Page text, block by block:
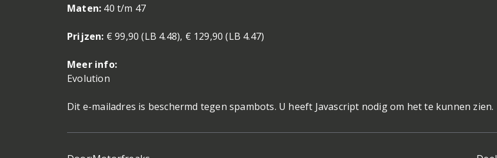
Maten: 40 t/m 47
Prijzen: € 99,90 (LB 4.48), € 129,90 (LB 4.47)
Meer info:
Evolution
Dit e-mailadres is beschermd tegen spambots. U heeft Javascript nodig om het te kunnen zien.